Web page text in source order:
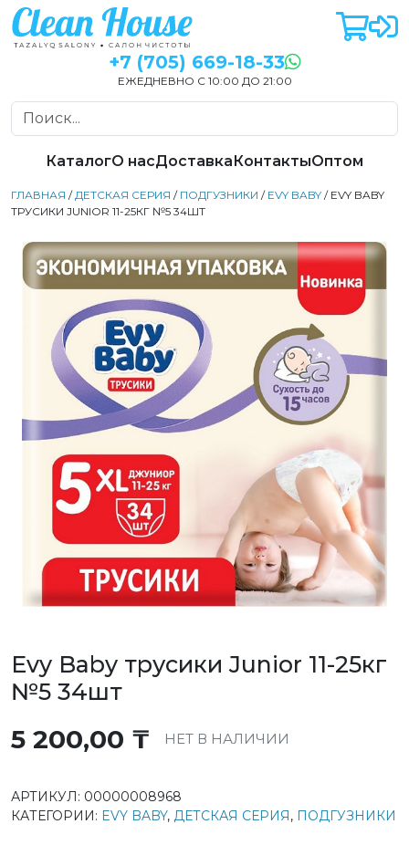
+7 (705) 669-18-33
ЕЖЕДНЕВНО С 10:00 ДО 21:00
КаталогО насДоставкаКонтактыОптом
ГЛАВНАЯ /ДЕТСКАЯ СЕРИЯ / ПОДГУЗНИКИ / EVY BABY / EVY BABY
ТРУСИКИ JUNIOR 11-25КГ №5 34ШТ
Evy Baby трусики Junior 11-25кг
№5 34шт
5 200,00 ₸ НЕТ В НАЛИЧИИ
АРТИКУЛ: 00000008968
КАТЕГОРИИ: EVY BABY, ДЕТСКАЯ СЕРИЯ, ПОДГУЗНИКИ